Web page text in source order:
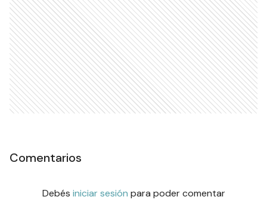
Comentarios
Debés iniciar sesión para poder comentar